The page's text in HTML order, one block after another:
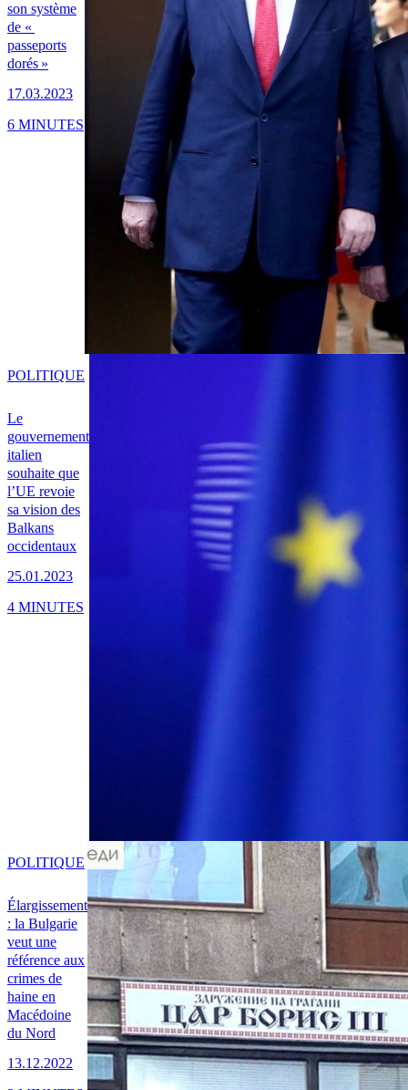
son système
de «
passeports
dorés »
17.03.2023
6 MINUTES
Le
gouvernement
italien
souhaite que
l’UE revoie
sa vision des
Balkans
occidentaux
25.01.2023
POLITIQUE
4 MINUTES
Élargissement
: la Bulgarie
veut une
référence aux
crimes de
haine en
Macédoine
du Nord
13.12.2022
POLITIQUE